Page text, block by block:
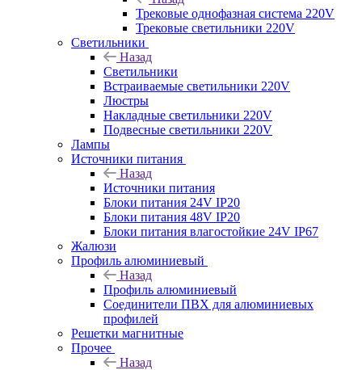
Трековые однофазная система 220V
Трековые светильники 220V
Светильники
Назад
Светильники
Встраиваемые светильники 220V
Люстры
Накладные светильники 220V
Подвесные светильники 220V
Лампы
Источники питания
Назад
Источники питания
Блоки питания 24V IP20
Блоки питания 48V IP20
Блоки питания влагостойкие 24V IP67
Жалюзи
Профиль алюминиевый
Назад
Профиль алюминиевый
Соединители ПВХ для алюминиевых
профилей
Решетки магнитные
Прочее
Назад